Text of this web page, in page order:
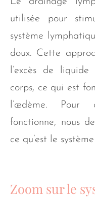
utilisée pour
système
doux. Cette
l’excès de
corps, ce qui est
l’œdème. Pour
fonctionne, nous
ce qu’est le
Zoom sur le